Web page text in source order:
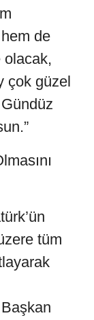
de
olacak,
çok güzel
tüm